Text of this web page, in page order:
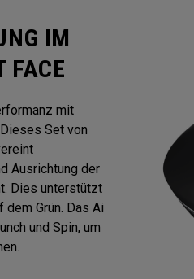
IM
FACE
mit
Set von
Ausrichtung der
Dies unterstützt
Grün. Das Ai
und Spin, um